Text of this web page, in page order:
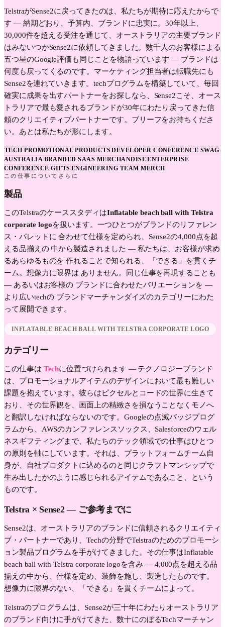
TelstraがSense2に戻ってきたのは、私たちが期待に応えたからで
す — 納期どおり、予算内、ブランドに忠実に。30年以上、
30,000件を超える受注を通じて、オーストラリアの主要ブランド
はみないつかSense2に依頼してきました。数千人のお客様による
五つ星のGoogle評価も同じことを物語っています — ブランドは
何度も戻ってくるのです。マーケティング担当者は転職先にも
Sense2を連れていきます。techプログラムを構築していて、毎回
確実に成果を出すパートナーをお探しなら、Sense2こそ、オース
トラリアで最も愛されるブランドが30年にわたり戻ってきた信
頼のクリエイティブパートナーです。ブリーフをお持ちくださ
い。あとは私たちが形にします。
TECH PROMOTIONAL PRODUCTSDEVELOPER CONFERENCE SWAG
AUSTRALIA BRANDED SAAS MERCHANDISEENTERPRISE
CONFERENCE GIFTS ENGINEERING TEAM MERCH
この仕事についてさらに
製品
このTelstraのケーススタディはInflatable beach ball with Telstra
corporate logoを扱います。一つひとつがブランドのリファレン
ス・パレットに 合わせて仕様を定められ、Sense2の4,000点を超
える品揃えの 中から製造されました — 私たちは、お客様が求め
るあらゆるものを 作れることで知られる、「できる」を貫くチ
ーム。想像力に限界は ありません。同じ仕事を再現することも
— あるいはお客様の ブランドに合わせたバリエーションを —
より広いtechの ブランドマーチャンダイズのカテゴリーにわた
って展開できます。
INFLATABLE BEACH BALL WITH TELSTRA CORPORATE LOGO
カテゴリー
この仕事は Techに位置づけられます — テクノロジーブランド
は、プロモーショナルアイテムのデザインにおいて最も難しい
課題を抱えています。彼らはピクセルとコードの世界に生きて
おり、その世界観を、画面上の精緻さを損なうことなくモノへ
と翻訳しなければならないのです。Googleの点滅バッジプログ
ラムから、AWSのカンファレンスソックス、Salesforceのウェル
ネスギフティングまで、私たちのテック領域での仕事はひとつ
の原則を軸にしています。それは、プラットフォームチーム自
身が、自社プロダクトに込めるのと同じクラフトマンシップで
生み出したかのように感じられるアイテムであること、という
ものです。
Telstra × Sense2 — ご参考までに
Sense2は、オーストラリアのブランドに信頼されるクリエイティ
ブ・パートナーであり、Techの分野でTelstraのためのプロモーシ
ョン製品プログラムを手がけてきました。その仕事はInflatable
beach ball with Telstra corporate logoを含み — 4,000点を超える品
揃えの中から、仕様を定め、装飾を施し、製造したものです。
想像力に限界のない、「できる」を貫くチームによって。
Telstraのプログラムは、Sense2が三十年にわたりオーストラリア
のブランド向けに手がけてきた、数十にのぼるTechマーチャン